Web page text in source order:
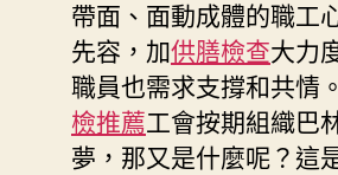
帶面、面動成體的職工
先容，加供膳檢查大力
職員也需求支撐和共情
檢推薦工會按期組織巴
夢，那又是什麼呢？這